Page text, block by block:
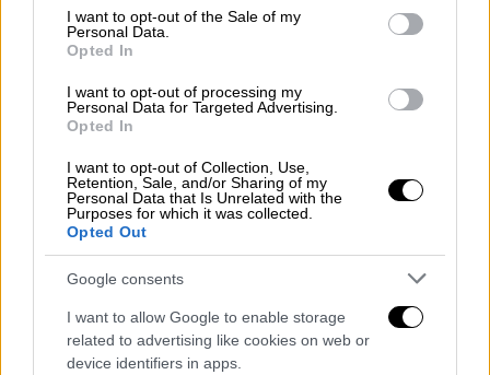
consent section.
I want to opt-out of the Sale of my
Personal Data.
Opted In
I want to opt-out of processing my
Personal Data for Targeted Advertising.
Opted In
I want to opt-out of Collection, Use,
Retention, Sale, and/or Sharing of my
Personal Data that Is Unrelated with the
Purposes for which it was collected.
Opted Out
Google consents
I want to allow Google to enable storage
related to advertising like cookies on web or
device identifiers in apps.
Twitterμπλόκαρε τον λογαριασμό του
Ρεπουμπλικάνου
στο Καπιτώλιο, στις 6 Ιανουαρίου 2021,
θεωρώντας ότι έδρασαν έπειτα από
υποκίνηση του Τραμπ. Η αναστολή του
λογαριασμού διήρκεσε σχεδόν δύο χρόνια
μέχρι που οΜασκαγόρασε το
Νοέμβριο του 2022. Στο μεταξύ ο Τραμπ είχε
προσφύγει στη δικαιοσύνη κατά του Twitter
Τζακ Ντόρσι
οποίος έκτοτε έχει φύγει από την εταιρεία.
Η προσφυγή του είχε απορριφθεί σε πρώτο